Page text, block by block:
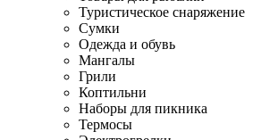
Туристическое снаряжение
Сумки
Одежда и обувь
Мангалы
Грили
Коптильни
Наборы для пикника
Термосы